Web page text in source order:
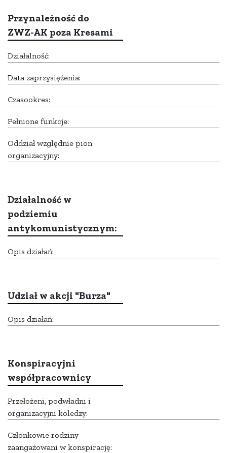
Przynależność do
ZWZ-AK poza Kresami
Działalność:
Data zaprzysiężenia:
Czasookres:
Pełnione funkcje:
Oddział względnie pion
organizacyjny:
Działalność w
podziemiu
antykomunistycznym:
Opis działań:
Udział w akcji "Burza"
Opis działań:
Konspiracyjni
współpracownicy
Przełożeni, podwładni i
organizacyjni koledzy:
Członkowie rodziny
zaangażowani w konspirację: